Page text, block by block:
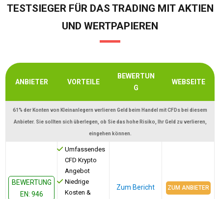
TESTSIEGER FÜR DAS TRADING MIT AKTIEN
UND WERTPAPIEREN
ANBIETER VORTEILE
BEWERTUN
G
WEBSEITE
61% der Konten von Kleinanlegern verlieren Geld beim Handel mit CFDs bei diesem
Anbieter. Sie sollten sich überlegen, ob Sie das hohe Risiko, Ihr Geld zu verlieren,
eingehen können.
BEWERTUNG
EN: 946
Umfassendes
CFD Krypto
Angebot
Niedrige
Kosten &
Zum Bericht ZUM ANBIETER